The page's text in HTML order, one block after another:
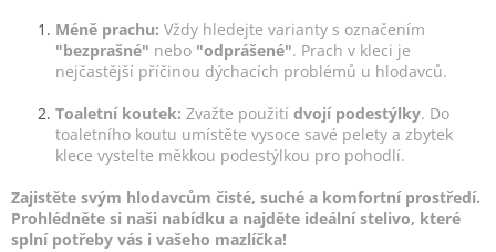
Méně prachu: Vždy hledejte varianty s označením
"bezprašné" nebo "odprášené". Prach v kleci je
nejčastější příčinou dýchacích problémů u hlodavců.
Toaletní koutek: Zvažte použití dvojí podestýlky. Do
toaletního koutu umístěte vysoce savé pelety a zbytek
klece vystelte měkkou podestýlkou pro pohodlí.
Zajistěte svým hlodavcům čisté, suché a komfortní prostředí.
Prohlédněte si naši nabídku a najděte ideální stelivo, které
splní potřeby vás i vašeho mazlíčka!